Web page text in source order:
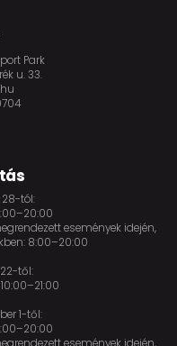
Park
u. 33.
28-tól:
események idején,
8:00–20:00
től:
1-től:
események idején,